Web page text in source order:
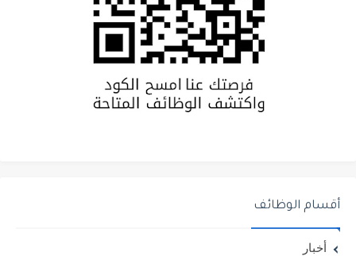
أقسام الوظائف
أخبار